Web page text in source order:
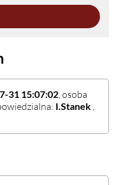
31 15:07:02 , osoba
I.Stanek